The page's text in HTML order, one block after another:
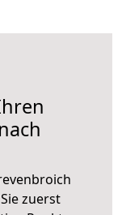
zuerst